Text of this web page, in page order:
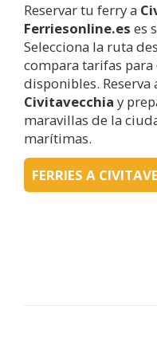
Reservar tu ferry a
Ferriesonline.es es
Selecciona la ruta
compara tarifas
disponibles. Reserva
Civitavecchia y
maravillas de la
marítimas.
FERRIES A